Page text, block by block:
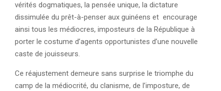
vérités dogmatiques, la pensée unique, la dictature
dissimulée du prêt-à-penser aux guinéens et encourage
ainsi tous les médiocres, imposteurs de la République à
porter le costume d’agents opportunistes d’une nouvelle
caste de jouisseurs.
Ce réajustement demeure sans surprise le triomphe du
camp de la médiocrité, du clanisme, de l’imposture, de